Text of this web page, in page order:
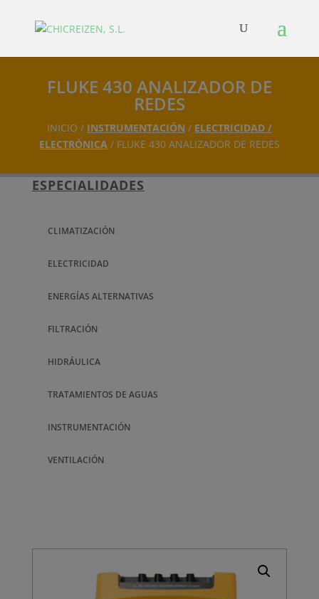
FLUKE 430 ANALIZADOR DE
REDES
INICIO / INSTRUMENTACIÓN / ELECTRICIDAD /
ELECTRÓNICA/ FLUKE 430 ANALIZADOR DE REDES
ESPECIALIDADES
CLIMATIZACIÓN
ELECTRICIDAD
ENERGÍAS ALTERNATIVAS
FILTRACIÓN
HIDRÁULICA
TRATAMIENTOS DE AGUAS
INSTRUMENTACIÓN
VENTILACIÓN